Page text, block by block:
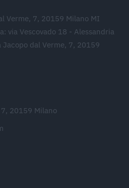
Verme, 7, 20159 Milano MI
via Vescovado 18 - Alessandria
Jacopo dal Verme, 7, 20159
20159 Milano